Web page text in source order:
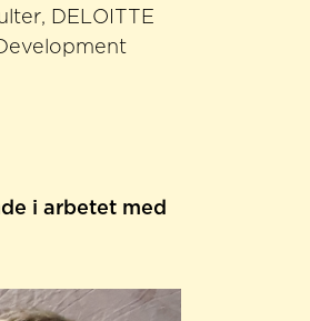
DELOITTE
i arbetet med